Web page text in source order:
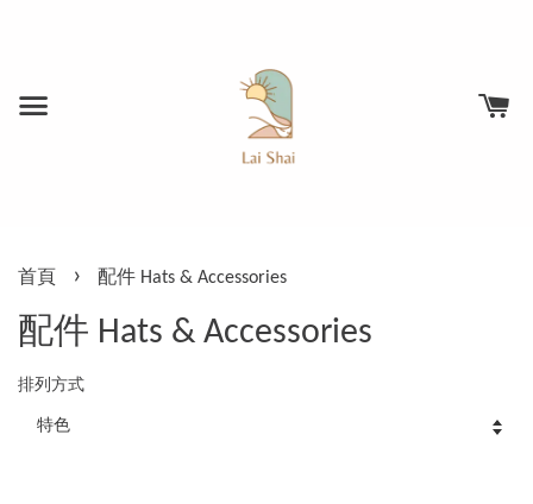
首頁 › 配件 Hats & Accessories
配件 Hats & Accessories
排列方式